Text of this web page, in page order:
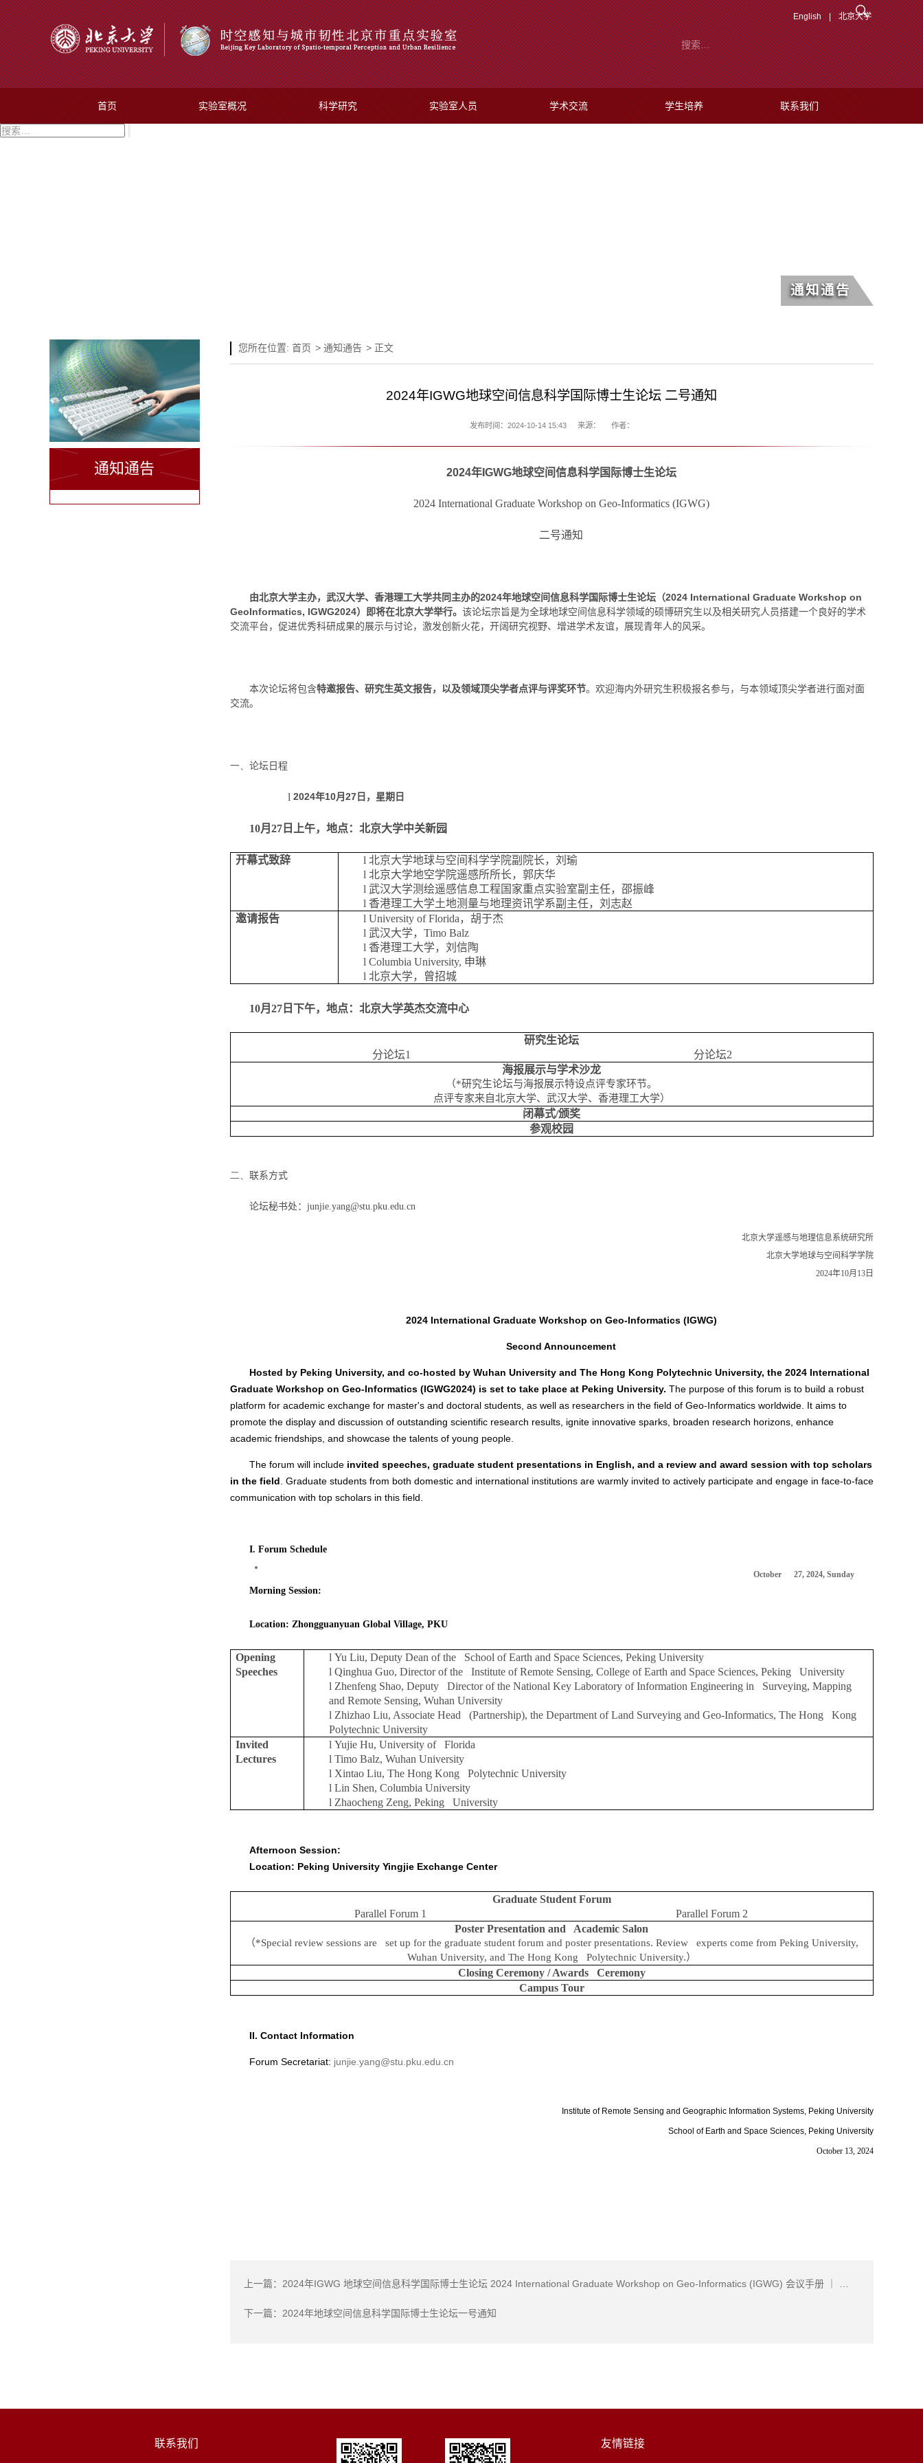
English | 北京大学
首页 实验室概况 科学研究 实验室人员 学术交流 学生培养 联系我们
通知通告
通知通告
您所在位置: 首页 > 通知通告 > 正文
2024年IGWG地球空间信息科学国际博士生论坛 二号通知
发布时间：2024-10-14 15:43 来源： 作者：
2024年IGWG地球空间信息科学国际博士生论坛
2024 International Graduate Workshop on Geo-Informatics (IGWG)
二号通知
由北京大学主办，武汉大学、香港理工大学共同主办的2024年地球空间信息科学国际博士生论坛（2024 International Graduate Workshop on
GeoInformatics, IGWG2024）即将在北京大学举行。 该论坛宗旨是为全球地球空间信息科学领域的硕博研究生以及相关研究人员搭建一个良好的学术
交流平台，促进优秀科研成果的展示与讨论，激发创新火花，开阔研究视野、增进学术友谊，展现青年人的风采。
本次论坛将包含特邀报告、研究生英文报告，以及领域顶尖学者点评与评奖环节。欢迎海内外研究生积极报名参与，与本领域顶尖学者进行面对面
交流。
一、 论坛日程
l 2024年10月27日，星期日
10月 27日上午，地点：北京大学中关新园
开幕式致辞 l 北京大学地球与空间科学学院副院长，刘瑜
l 北京大学地空学院遥感所所长，郭庆华
l 武汉大学测绘遥感信息工程国家重点实验室副主任，邵振峰
l 香港理工大学土地测量与地理资讯学系副主任，刘志赵
邀请报告
l University of Florida，胡于杰
l 武汉大学， Timo Balz
l 香港理工大学，刘信陶
l Columbia University, 申琳
l 北京大学，曾招城
10月 27日下午，地点：北京大学英杰交流中心
研究生论坛
分论坛1 分论坛2
海报展示与学术沙龙
（*研究生论坛与海报展示特设点评专家环节。
点评专家来自北京大学、武汉大学、香港理工大学）
闭幕式/颁奖
参观校园
二、 联系方式
论坛秘书处： junjie.yang@stu.pku.edu.cn
北京大学遥感与地理信息系统研究所
北京大学地球与空间科学学院
2024年10月 13 日
2024 International Graduate Workshop on Geo-Informatics (IGWG)
Second Announcement
Hosted by Peking University, and co-hosted by Wuhan University and The Hong Kong Polytechnic University, the 2024 International
Graduate Workshop on Geo-Informatics (IGWG2024) is set to take place at Peking University. The purpose of this forum is to build a robust
platform for academic exchange for master's and doctoral students, as well as researchers in the field of Geo-Informatics worldwide. It aims to
promote the display and discussion of outstanding scientific research results, ignite innovative sparks, broaden research horizons, enhance
academic friendships, and showcase the talents of young people.
The forum will includeinvited speeches, graduate student presentations in English, and a review and award session with top scholars
in the field . Graduate students from both domestic and international institutions are warmly invited to actively participate and engage in face-to-face
communication with top scholars in this field.
I. Forum Schedule
October 27, 2024, Sunday
Morning Session:
Location: Zhongguanyuan Global Village, PKU
Opening
Speeches
l Yu Liu, Deputy Dean of the School of Earth and Space Sciences, Peking University
l Qinghua Guo, Director of the Institute of Remote Sensing, College of Earth and Space Sciences, Peking University
l Zhenfeng Shao, Deputy Director of the National Key Laboratory of Information Engineering in Surveying, Mapping
and Remote Sensing, Wuhan University
l Zhizhao Liu, Associate Head (Partnership), the Department of Land Surveying and Geo-Informatics, The Hong Kong
Polytechnic University
Invited
Lectures
l Yujie Hu, University of Florida
l Timo Balz, Wuhan University
l Xintao Liu, The Hong Kong Polytechnic University
l Lin Shen, Columbia University
l Zhaocheng Zeng, Peking University
Afternoon Session:
Location: Peking University Yingjie Exchange Center
Graduate Student Forum
Parallel Forum 1
Parallel Forum 2
Poster Presentation and Academic Salon
（*Special review sessions are set up for the graduate student forum and poster presentations. Review experts come from Peking University,
Wuhan University, and The Hong Kong Polytechnic University.）
Closing Ceremony / Awards Ceremony
Campus Tour
II. Contact Information
Forum Secretariat: junjie.yang@stu.pku.edu.cn
Institute of Remote Sensing and Geographic Information Systems, Peking University
School of Earth and Space Sciences, Peking University
October 13, 2024
上一篇：
下一篇： 2024年地球空间信息科学国际博士生论坛一号通知
联系我们 友情链接